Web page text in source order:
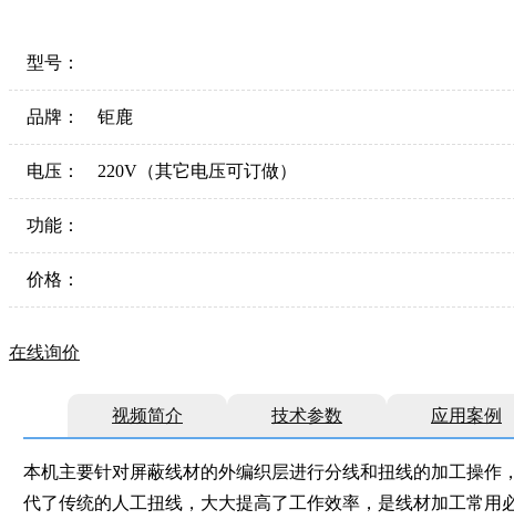
型号：
品牌： 钜鹿
电压： 220V（其它电压可订做）
功能：
价格：
在线询价
视频简介 技术参数 应用案例
本机主要针对屏蔽线材的外编织层进行分线和扭线的加工操作
代了传统的人工扭线，大大提高了工作效率，是线材加工常用